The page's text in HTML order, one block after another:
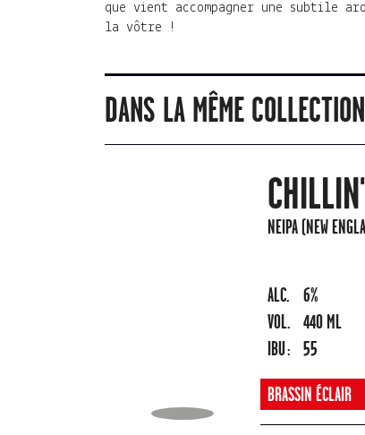
que vient accompagner une subtile
la vôtre !
DANS LA MÊME COLLECTION
NEIPA (NEW
ALC.
6%
VOL.
440 ML
IBU :
55
BRASSIN ÉCLAIR